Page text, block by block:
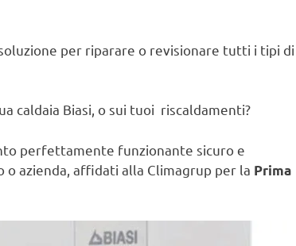
per riparare o revisionare tutti i tipi di
caldaia Biasi, o sui tuoi riscaldamenti?
perfettamente funzionante sicuro e
azienda, affidati alla Climagrup per la Prima